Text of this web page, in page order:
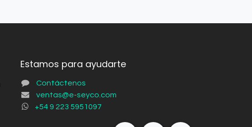
Estamos para ayudarte
Contáctenos
ventas@e-seyco.com
+54 9 223 5951097